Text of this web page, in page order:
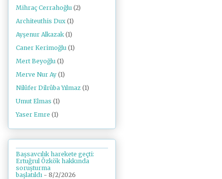
Mihraç Cerrahoğlu (2)
Architeuthis Dux (1)
Ayşenur Alkazak (1)
Caner Kerimoğlu (1)
Mert Beyoğlu (1)
Merve Nur Ay (1)
Nilüfer Dilrûba Yılmaz (1)
Umut Elmas (1)
Yaser Emre (1)
Başsavcılık harekete geçti:
Ertuğrul Özkök hakkında
soruşturma
başlatıldı - 8/2/2026